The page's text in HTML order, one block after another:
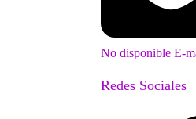
No disponible E-
Redes Sociales